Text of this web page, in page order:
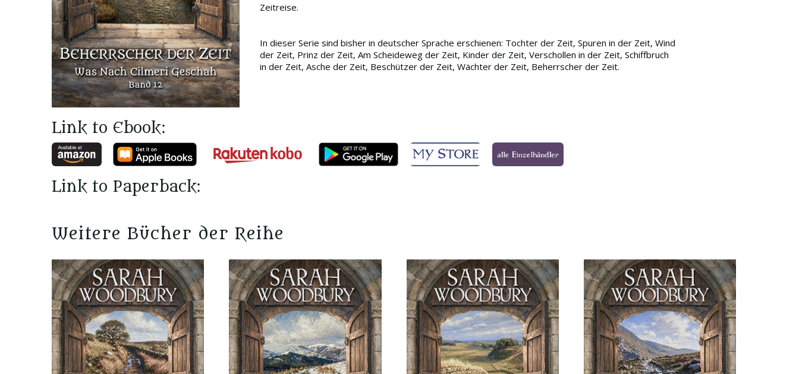
Zeitreise.
In dieser Serie sind bisher in deutscher Sprache erschienen: Tochter der Zeit, Spuren in der Zeit, Wind
der Zeit, Prinz der Zeit, Am Scheideweg der Zeit, Kinder der Zeit, Verschollen in der Zeit, Schiffbruch
in der Zeit, Asche der Zeit, Beschützer der Zeit, Wächter der Zeit, Beherrscher der Zeit.
Link to Ebook:
Link to Paperback:
Weitere Bücher der Reihe